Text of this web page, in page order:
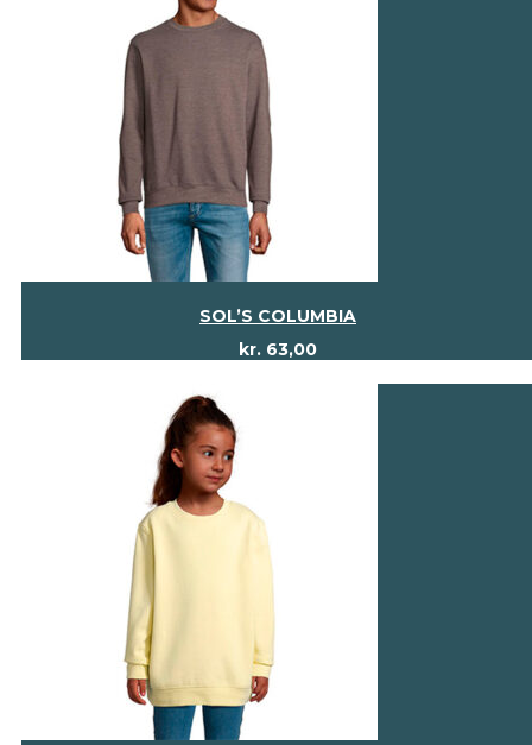
SOL’S COLUMBIA
kr. 63,00